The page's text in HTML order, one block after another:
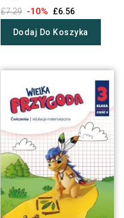
£7.29 -10% £6.56
Dodaj Do Koszyka